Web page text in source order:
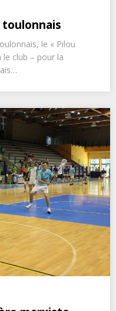
toulonnais
le « Pilou
club – pour la